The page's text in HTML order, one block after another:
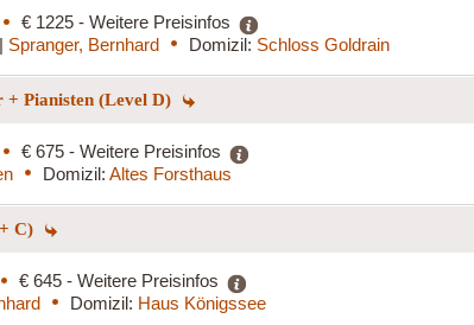
€ 1225 - Weitere Preisinfos
| Spranger, Bernhard Domizil: Schloss Goldrain
Pianisten (Level D)
€ 675 - Weitere Preisinfos
Domizil: Altes Forsthaus
C)
€ 645 - Weitere Preisinfos
Domizil: Haus Königssee